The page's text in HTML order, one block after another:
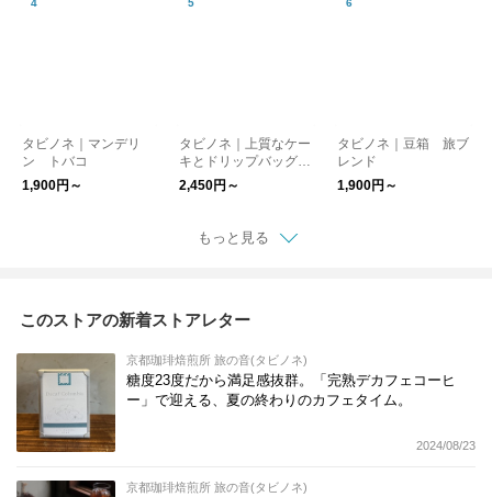
タビノネ｜マンデリ
ン トバコ
1,900円～
タビノネ｜上質なケー
キとドリップバッグコ
ーヒーのバースデーセ
ット
2,450円～
タビノネ｜豆箱 旅ブ
レンド
1,900円～
もっと見る
このストアの新着ストアレター
京都珈琲焙煎所 旅の音(タビノネ)
糖度23度だから満足感抜群。「完熟デカフェコーヒ
ー」で迎える、夏の終わりのカフェタイム。
2024/08/23
京都珈琲焙煎所 旅の音(タビノネ)